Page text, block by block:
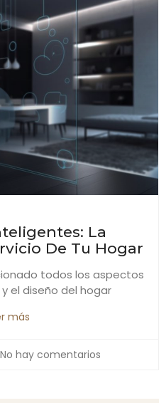
La
De Tu Hogar
todos los aspectos
el diseño del hogar
más
No hay comentarios